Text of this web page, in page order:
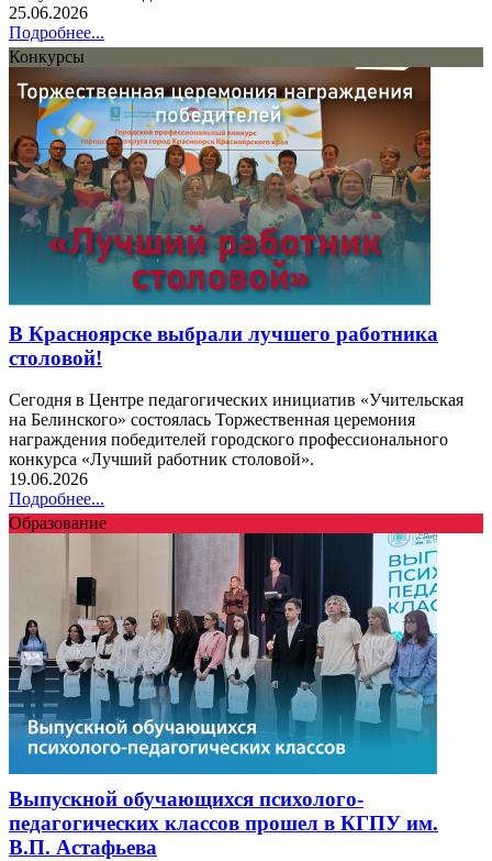
25.06.2026
Подробнее...
Конкурсы
В Красноярске выбрали лучшего работника
столовой!
Сегодня в Центре педагогических инициатив «Учительская
на Белинского» состоялась Торжественная церемония
награждения победителей городского профессионального
конкурса «Лучший работник столовой».
19.06.2026
Подробнее...
Образование
Выпускной обучающихся психолого-
педагогических классов прошел в КГПУ им.
В.П. Астафьева